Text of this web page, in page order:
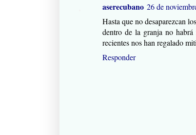
aserecubano 26 de
Hasta que no desaparezcan
dentro de la granja no
recientes nos han regalado
Responder